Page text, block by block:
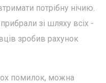
потрібну нічию.
зі шляху всіх -
зробив рахунок
помилок, можна